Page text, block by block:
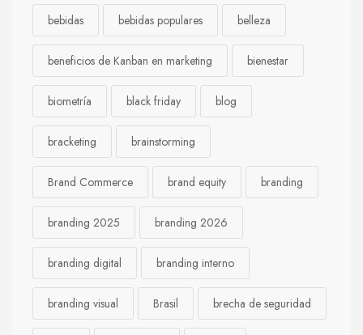
bebidas bebidas populares belleza
beneficios de Kanban en marketing bienestar
biometría black friday blog
bracketing brainstorming
Brand Commerce brand equity branding
branding 2025 branding 2026
branding digital branding interno
branding visual Brasil brecha de seguridad